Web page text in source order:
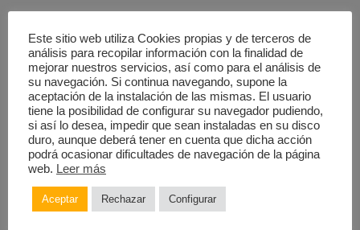
ELENCO
EQUIPO ARTÍSTICO Y TÉCNICO
FECHAS
Este sitio web utiliza Cookies propias y de terceros de
análisis para recopilar información con la finalidad de
mejorar nuestros servicios, así como para el análisis de
su navegación. Si continua navegando, supone la
aceptación de la instalación de las mismas. El usuario
tiene la posibilidad de configurar su navegador pudiendo,
si así lo desea, impedir que sean instaladas en su disco
duro, aunque deberá tener en cuenta que dicha acción
podrá ocasionar dificultades de navegación de la página
web. Leer más
Aceptar Rechazar Configurar